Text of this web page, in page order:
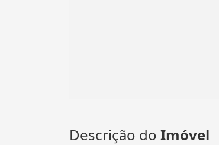
Descrição do Imóvel